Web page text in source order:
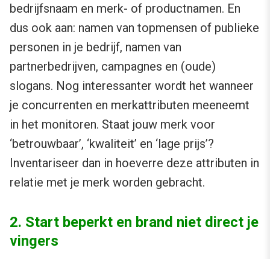
bedrijfsnaam en merk- of productnamen. En
dus ook aan: namen van topmensen of publieke
personen in je bedrijf, namen van
partnerbedrijven, campagnes en (oude)
slogans. Nog interessanter wordt het wanneer
je concurrenten en merkattributen meeneemt
in het monitoren. Staat jouw merk voor
‘betrouwbaar’, ‘kwaliteit’ en ‘lage prijs’?
Inventariseer dan in hoeverre deze attributen in
relatie met je merk worden gebracht.
2. Start beperkt en brand niet direct je
vingers